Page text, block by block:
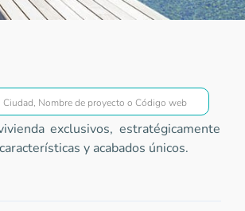
exclusivos, estratégicamente
y acabados únicos.